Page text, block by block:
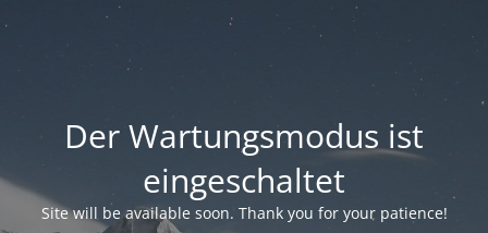
Der Wartungsmodus ist
eingeschaltet
Site will be available soon. Thank you for your patience!